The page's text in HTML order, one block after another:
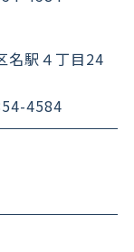
駅４丁目24
4584